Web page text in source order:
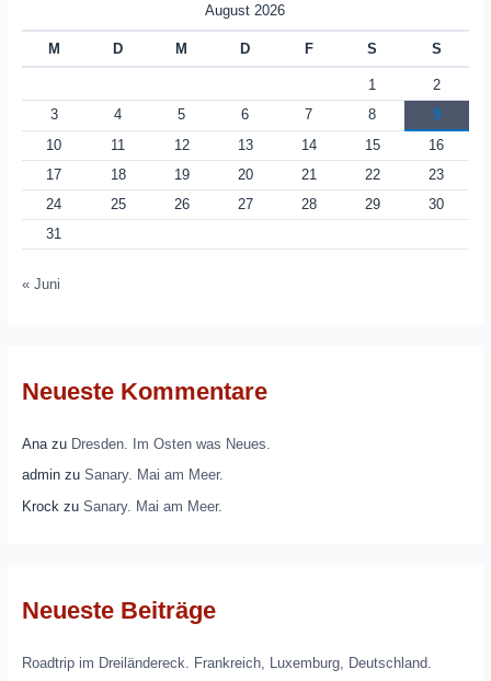
August 2026
M D M D F S S
1
2
3
4 5 6 7 8
9
10
11 12 13 14 15
16
17
18 19 20 21 22
23
24
25 26 27 28 29
30
31
« Juni
Neueste Kommentare
Anazu Dresden. Im Osten was Neues.
adminzu Sanary. Mai am Meer.
Krock zu Sanary. Mai am Meer.
Neueste Beiträge
Roadtrip im Dreiländereck. Frankreich, Luxemburg, Deutschland.